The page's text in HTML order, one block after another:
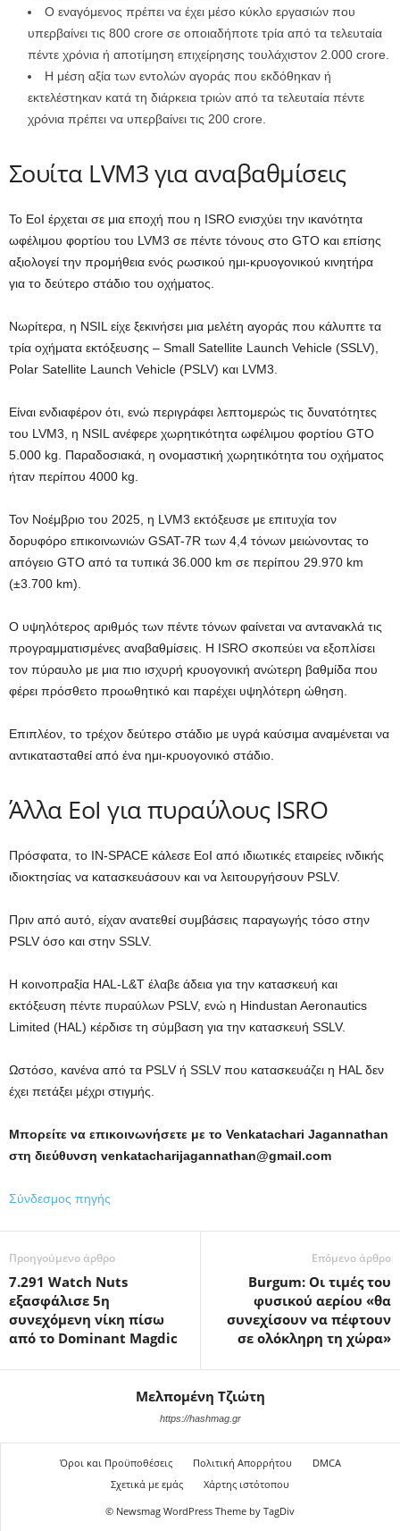
Ο εναγόμενος πρέπει να έχει μέσο κύκλο εργασιών που
υπερβαίνει τις 800 crore σε οποιαδήποτε τρία από τα τελευταία
πέντε χρόνια ή αποτίμηση επιχείρησης τουλάχιστον 2.000 crore.
Η μέση αξία των εντολών αγοράς που εκδόθηκαν ή
εκτελέστηκαν κατά τη διάρκεια τριών από τα τελευταία πέντε
χρόνια πρέπει να υπερβαίνει τις 200 crore.
Σουίτα LVM3 για αναβαθμίσεις
Το EoI έρχεται σε μια εποχή που η ISRO ενισχύει την ικανότητα
ωφέλιμου φορτίου του LVM3 σε πέντε τόνους στο GTO και επίσης
αξιολογεί την προμήθεια ενός ρωσικού ημι-κρυογονικού κινητήρα
για το δεύτερο στάδιο του οχήματος.
Νωρίτερα, η NSIL είχε ξεκινήσει μια μελέτη αγοράς που κάλυπτε τα
τρία οχήματα εκτόξευσης – Small Satellite Launch Vehicle (SSLV),
Polar Satellite Launch Vehicle (PSLV) και LVM3.
Είναι ενδιαφέρον ότι, ενώ περιγράφει λεπτομερώς τις δυνατότητες
του LVM3, η NSIL ανέφερε χωρητικότητα ωφέλιμου φορτίου GTO
5.000 kg. Παραδοσιακά, η ονομαστική χωρητικότητα του οχήματος
ήταν περίπου 4000 kg.
Τον Νοέμβριο του 2025, η LVM3 εκτόξευσε με επιτυχία τον
δορυφόρο επικοινωνιών GSAT-7R των 4,4 τόνων μειώνοντας το
απόγειο GTO από τα τυπικά 36.000 km σε περίπου 29.970 km
(±3.700 km).
Ο υψηλότερος αριθμός των πέντε τόνων φαίνεται να αντανακλά τις
προγραμματισμένες αναβαθμίσεις. Η ISRO σκοπεύει να εξοπλίσει
τον πύραυλο με μια πιο ισχυρή κρυογονική ανώτερη βαθμίδα που
φέρει πρόσθετο προωθητικό και παρέχει υψηλότερη ώθηση.
Επιπλέον, το τρέχον δεύτερο στάδιο με υγρά καύσιμα αναμένεται να
αντικατασταθεί από ένα ημι-κρυογονικό στάδιο.
Άλλα EoI για πυραύλους ISRO
Πρόσφατα, το IN-SPACE κάλεσε EoI από ιδιωτικές εταιρείες ινδικής
ιδιοκτησίας να κατασκευάσουν και να λειτουργήσουν PSLV.
Πριν από αυτό, είχαν ανατεθεί συμβάσεις παραγωγής τόσο στην
PSLV όσο και στην SSLV.
Η κοινοπραξία HAL-L&T έλαβε άδεια για την κατασκευή και
εκτόξευση πέντε πυραύλων PSLV, ενώ η Hindustan Aeronautics
Limited (HAL) κέρδισε τη σύμβαση για την κατασκευή SSLV.
Ωστόσο, κανένα από τα PSLV ή SSLV που κατασκευάζει η HAL δεν
έχει πετάξει μέχρι στιγμής.
Μπορείτε να επικοινωνήσετε με το Venkatachari Jagannathan
στη διεύθυνση venkatacharijagannathan@gmail.com
Σύνδεσμος πηγής
Προηγούμενο άρθρο
7.291 Watch Nuts
εξασφάλισε 5η
συνεχόμενη νίκη πίσω
από το Dominant Magdic
Επόμενο άρθρο
Burgum: Οι τιμές του
φυσικού αερίου «θα
συνεχίσουν να πέφτουν
σε ολόκληρη τη χώρα»
Μελπομένη Τζιώτη
https://hashmag.gr
Όροι και Προϋποθέσεις Πολιτική Απορρήτου
DMCA
Σχετικά με εμάς
Χάρτης ιστότοπου
© Newsmag WordPress Theme by TagDiv